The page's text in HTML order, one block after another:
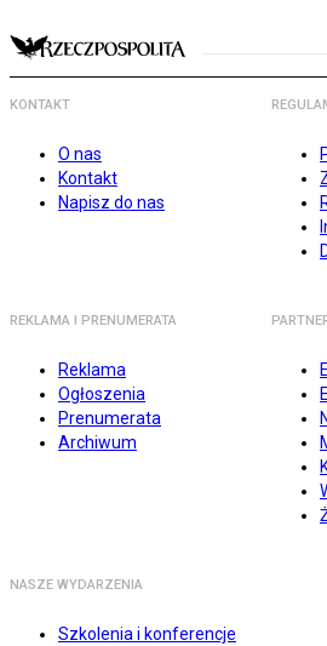
KONTAKT
O nas
Kontakt
Napisz do nas
REKLAMA I PRENUMERATA
Reklama
Ogłoszenia
Prenumerata
Archiwum
NASZE WYDARZENIA
Szkolenia i konferencje